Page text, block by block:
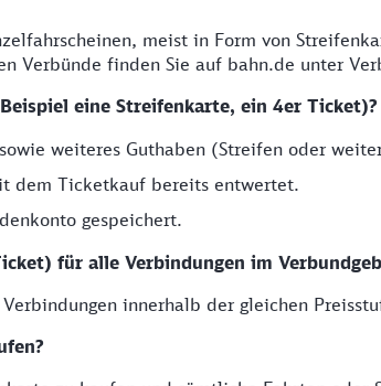
meist in Form von
Verbünde finden Sie auf bahn.de unter
eine Streifenkarte, ein 4er Ticket)?
weiteres Guthaben (Streifen oder
dem Ticketkauf bereits entwertet.
gespeichert.
für alle Verbindungen im
innerhalb der gleichen